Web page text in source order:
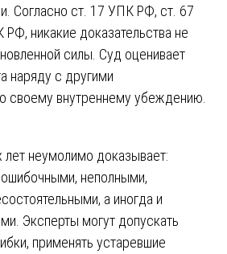
Согласно ст. 17 УПК РФ, ст. 67
никакие доказательства не
силы. Суд оценивает
наряду с другими
своему внутреннему убеждению.
лет неумолимо доказывает:
неполными,
а иногда и
Эксперты могут допускать
применять устаревшие